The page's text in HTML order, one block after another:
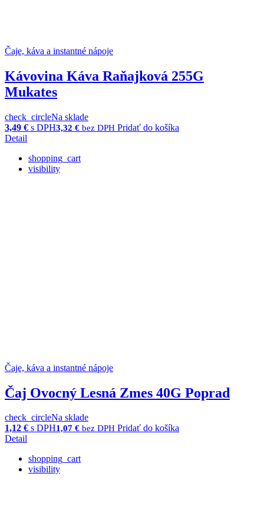
Čaje, káva a instantné nápoje
Kávovina Káva Raňajková 255G
Mukates
check_circleNa sklade
3,49 € s DPH3,32 € bez DPH Pridať do košíka
Detail
shopping_cart
visibility
Čaje, káva a instantné nápoje
Čaj Ovocný Lesná Zmes 40G Poprad
check_circleNa sklade
1,12 € s DPH1,07 € bez DPH Pridať do košíka
Detail
shopping_cart
visibility